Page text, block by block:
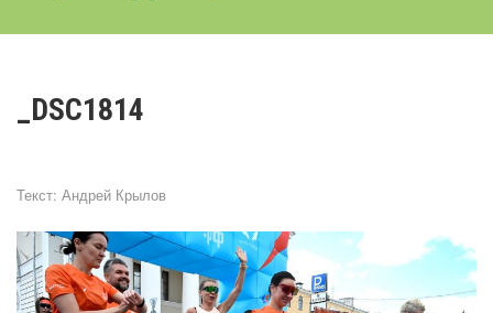
_DSC1814
Текст: Андрей Крылов